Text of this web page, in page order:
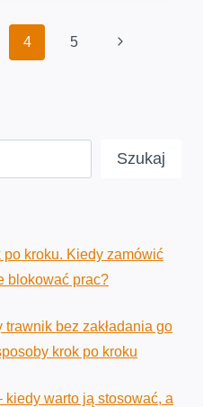
4 5 Następna
Szukaj
kroku. Kiedy zamówić
blokować prac?
bez zakładania go
krok po kroku
kiedy warto ją stosować, a